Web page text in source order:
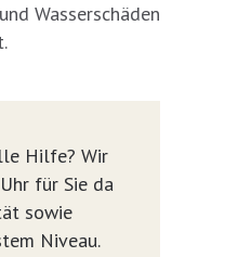
Wasserschäden
Hilfe? Wir
für Sie da
sowie
Niveau.